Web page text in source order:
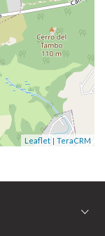
Leaflet | TeraCRM